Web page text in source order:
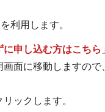
利用します。
申し込む方はこちら
面に移動しますので
リックします。